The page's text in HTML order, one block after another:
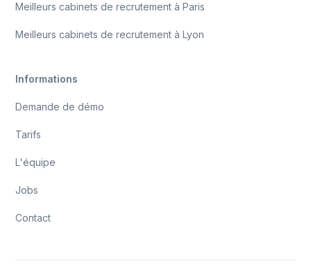
Meilleurs cabinets de recrutement à Paris
Meilleurs cabinets de recrutement à Lyon
Informations
Demande de démo
Tarifs
L'équipe
Jobs
Contact